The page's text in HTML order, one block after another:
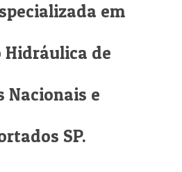
em
Hidráulica de
Nacionais e
SP.